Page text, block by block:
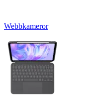
Webbkameror